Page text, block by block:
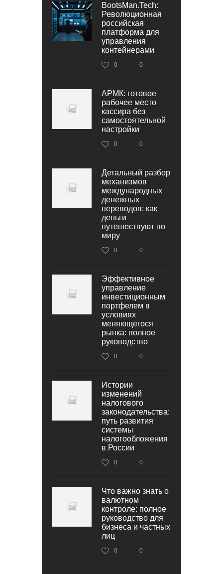
BootsMan.Tech:
Революционная
российская
платформа для
управления
контейнерами
0 0
АРМК: готовое
рабочее место
кассира без
самостоятельной
настройки
0 0
Детальный разбор
механизмов
международных
денежных
переводов: как
деньги
путешествуют по
миру
0 0
Эффективное
управление
инвестиционным
портфелем в
условиях
меняющегося
рынка: полное
руководство
0 0
Истории
изменений
налогового
законодательства:
путь развития
системы
налогообложения
в России
0 0
Что важно знать о
валютном
контроле: полное
руководство для
бизнеса и частных
лиц
0 0